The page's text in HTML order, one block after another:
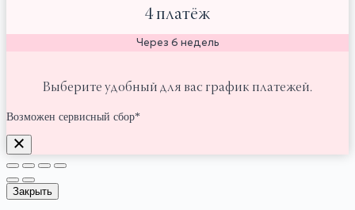
4 платёж
Через 6 недель
Выберите удобный для вас график платежей.
Возможен сервисный сбор*
Закрыть